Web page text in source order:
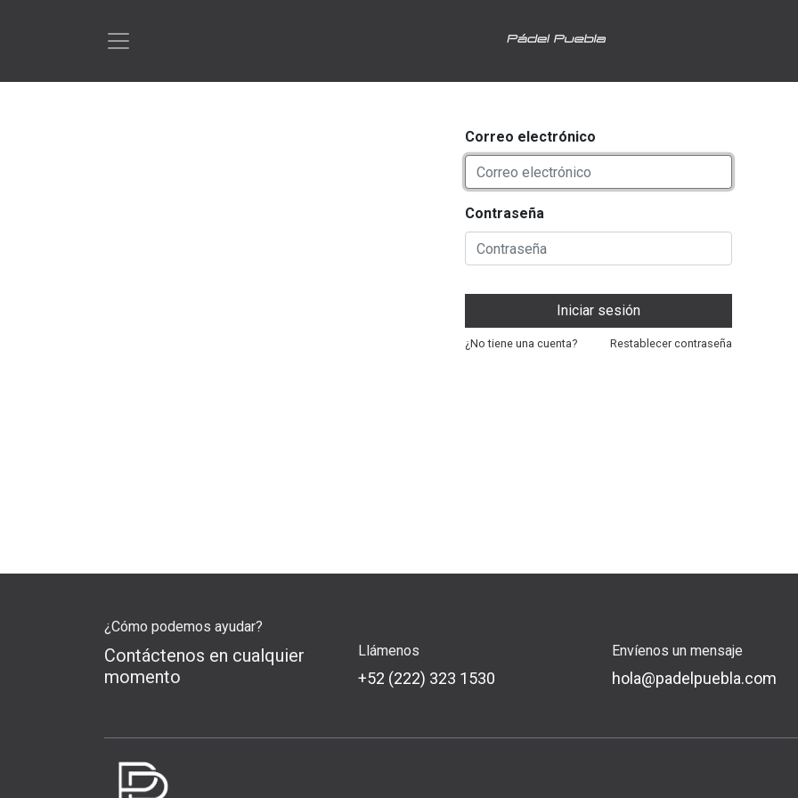
Correo electrónico
Contraseña
Iniciar sesión
¿No tiene una cuenta? Restablecer contraseña
¿Cómo podemos ayudar?
Contáctenos en cualquier
momento
Llámenos
+52 (222) 323 1530
Envíenos un mensaje
hola@padelpuebla.com